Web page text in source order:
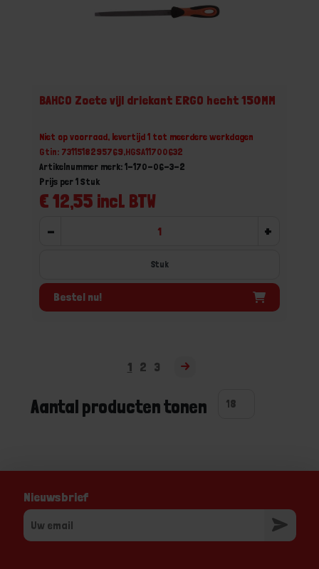
BAHCO Zoete vijl driekant ERGO hecht 150MM
Niet op voorraad, levertijd 1 tot meerdere werkdagen
Gtin: 7311518295769,HGSA11700632
Artikelnummer merk: 1-170-06-3-2
€ 12,55 incl. BTW
Prijs per 1 Stuk
- +
Stuk
Bestel nu!
1 2 3
Aantal producten tonen
Nieuwsbrief